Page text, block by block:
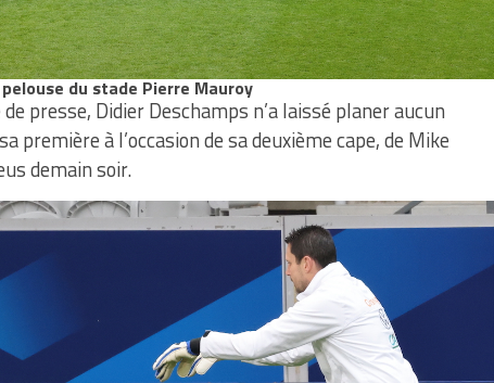
du stade Pierre Mauroy
presse, Didier Deschamps n’a laissé planer aucun
à l’occasion de sa deuxième cape, de Mike
demain soir.